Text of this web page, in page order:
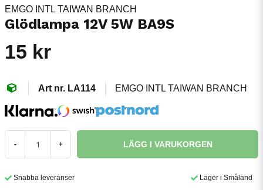
EMGO INTL TAIWAN BRANCH
Glödlampa 12V 5W BA9S
15 kr
LA114 EMGO INTL TAIWAN BRANCH
- + LÄGG I VARUKORGEN
Snabba leveranser Lager i Småland